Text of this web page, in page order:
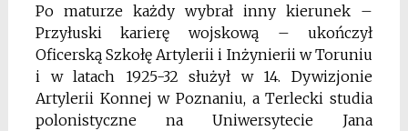
Po maturze każdy wybrał inny kierunek –
Przyłuski karierę wojskową – ukończył
Oficerską Szkołę Artylerii i Inżynierii w Toruniu
i w latach 1925-32 służył w 14. Dywizjonie
Artylerii Konnej w Poznaniu, a Terlecki studia
polonistyczne na Uniwersytecie Jana